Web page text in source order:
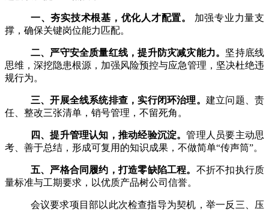
一、夯实技术根基，优化人才配置。
加强专业力量支
撑，确保关键岗位能力匹配。
二、严守安全质量红线，提升防灾减灾能力。 坚持底线
思维，深挖隐患根源，加强风险预控与应急管理，坚决杜绝违
规行为。
三、开展全线系统排查，实行闭环治理。 建立问题、责
任、整改三张清单，销号管理，不留死角。
四、提升管理认知，推动经验沉淀。管理人员要主动思
考、善于总结，形成可复用的知识成果，不做简单“传声筒”。
五、严格合同履约，打造零缺陷工程。 不折不扣执行质
量标准与工期要求，以优质产品树公司信誉。
会议要求项目部以此次检查指导为契机，举一反三、压